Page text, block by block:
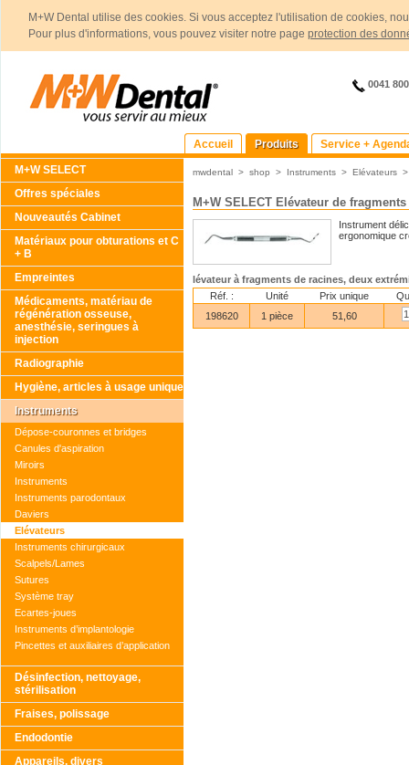
M+W Dental utilise des cookies. Si vous acceptez l'utilisation de cookies,
Pour plus d'informations, vous pouvez visiter notre page protection des
0041
Accueil Produits
Service +
M+W SELECT
Offres spéciales
Nouveautés Cabinet
Matériaux pour obturations et C
+ B
Empreintes
Médicaments, matériau de
régénération osseuse,
anesthésie, seringues à
injection
Radiographie
Hygiène, articles à usage unique
Instruments
Dépose-couronnes et bridges
Canules d'aspiration
Miroirs
Instruments
Instruments parodontaux
Daviers
Elévateurs
Instruments chirurgicaux
Scalpels/Lames
Sutures
Système tray
Ecartes-joues
Instruments d’implantologie
Pincettes et auxiliaires d’application
Désinfection, nettoyage,
stérilisation
Fraises, polissage
Endodontie
Appareils, divers
mwdental > shop > Instruments > Elévateurs
M+W SELECT Elévateur de
Instrument
ergonomique
lévateur à fragments de racines, deux
Réf. :
Unité Prix unique
198620
1 pièce 51,60